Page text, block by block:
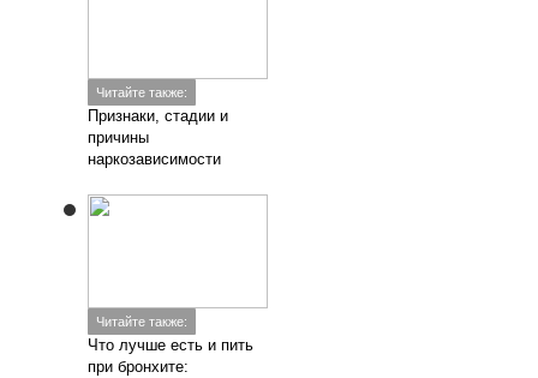
Читайте также:
Признаки, стадии и
причины
наркозависимости
Читайте также:
Что лучше есть и пить
при бронхите: